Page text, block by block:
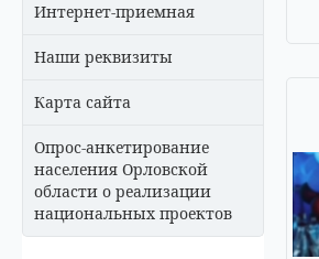
Интернет-приемная
Наши реквизиты
Карта сайта
Опрос-анкетирование
населения Орловской
области о реализации
национальных проектов